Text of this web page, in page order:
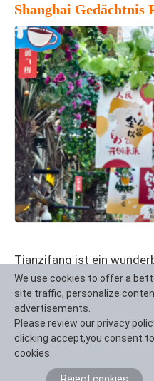
Shanghai Gedächtnis
Tianzifang ist ein
verschiedenen Aspekte
und es kann als Zentrum
verschiedene städtische
- Classic Shanghai Style
(Shikumen Art) →
We use cookies to offer a
site traffic, personalize
advertisements.
Please review our privacy
clicking accept,you consent
cookies.